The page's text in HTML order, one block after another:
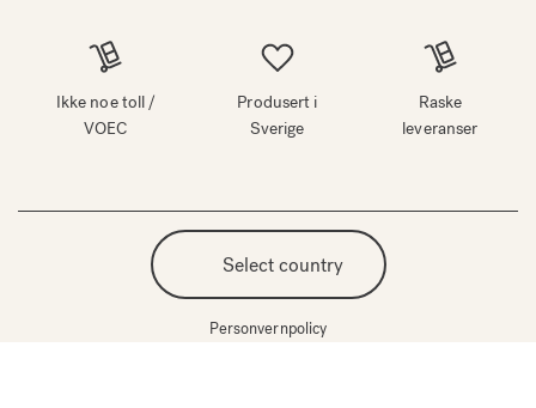
Ikke noe toll /
VOEC
Produsert i
Sverige
Raske
leveranser
Select country
Personvernpolicy